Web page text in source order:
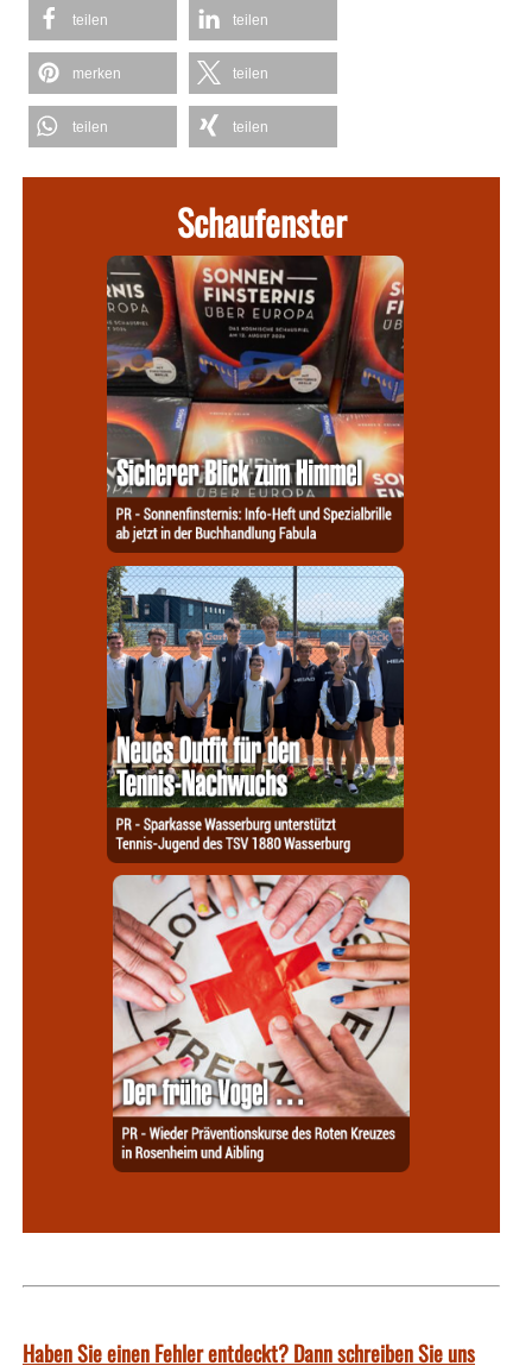
teilen teilen
merken teilen
teilen teilen
Schaufenster
Haben Sie einen Fehler entdeckt? Dann schreiben Sie uns